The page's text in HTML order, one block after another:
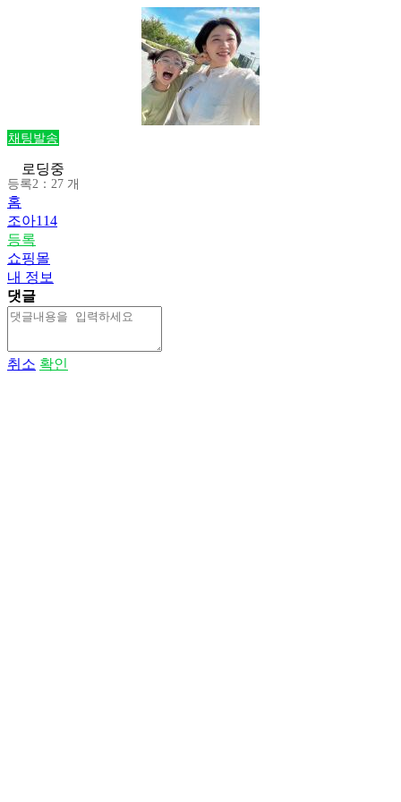
채팅발송
등록2：27 개
로딩중
홈
조아114
등록
쇼핑몰
내 정보
댓글
취소 확인